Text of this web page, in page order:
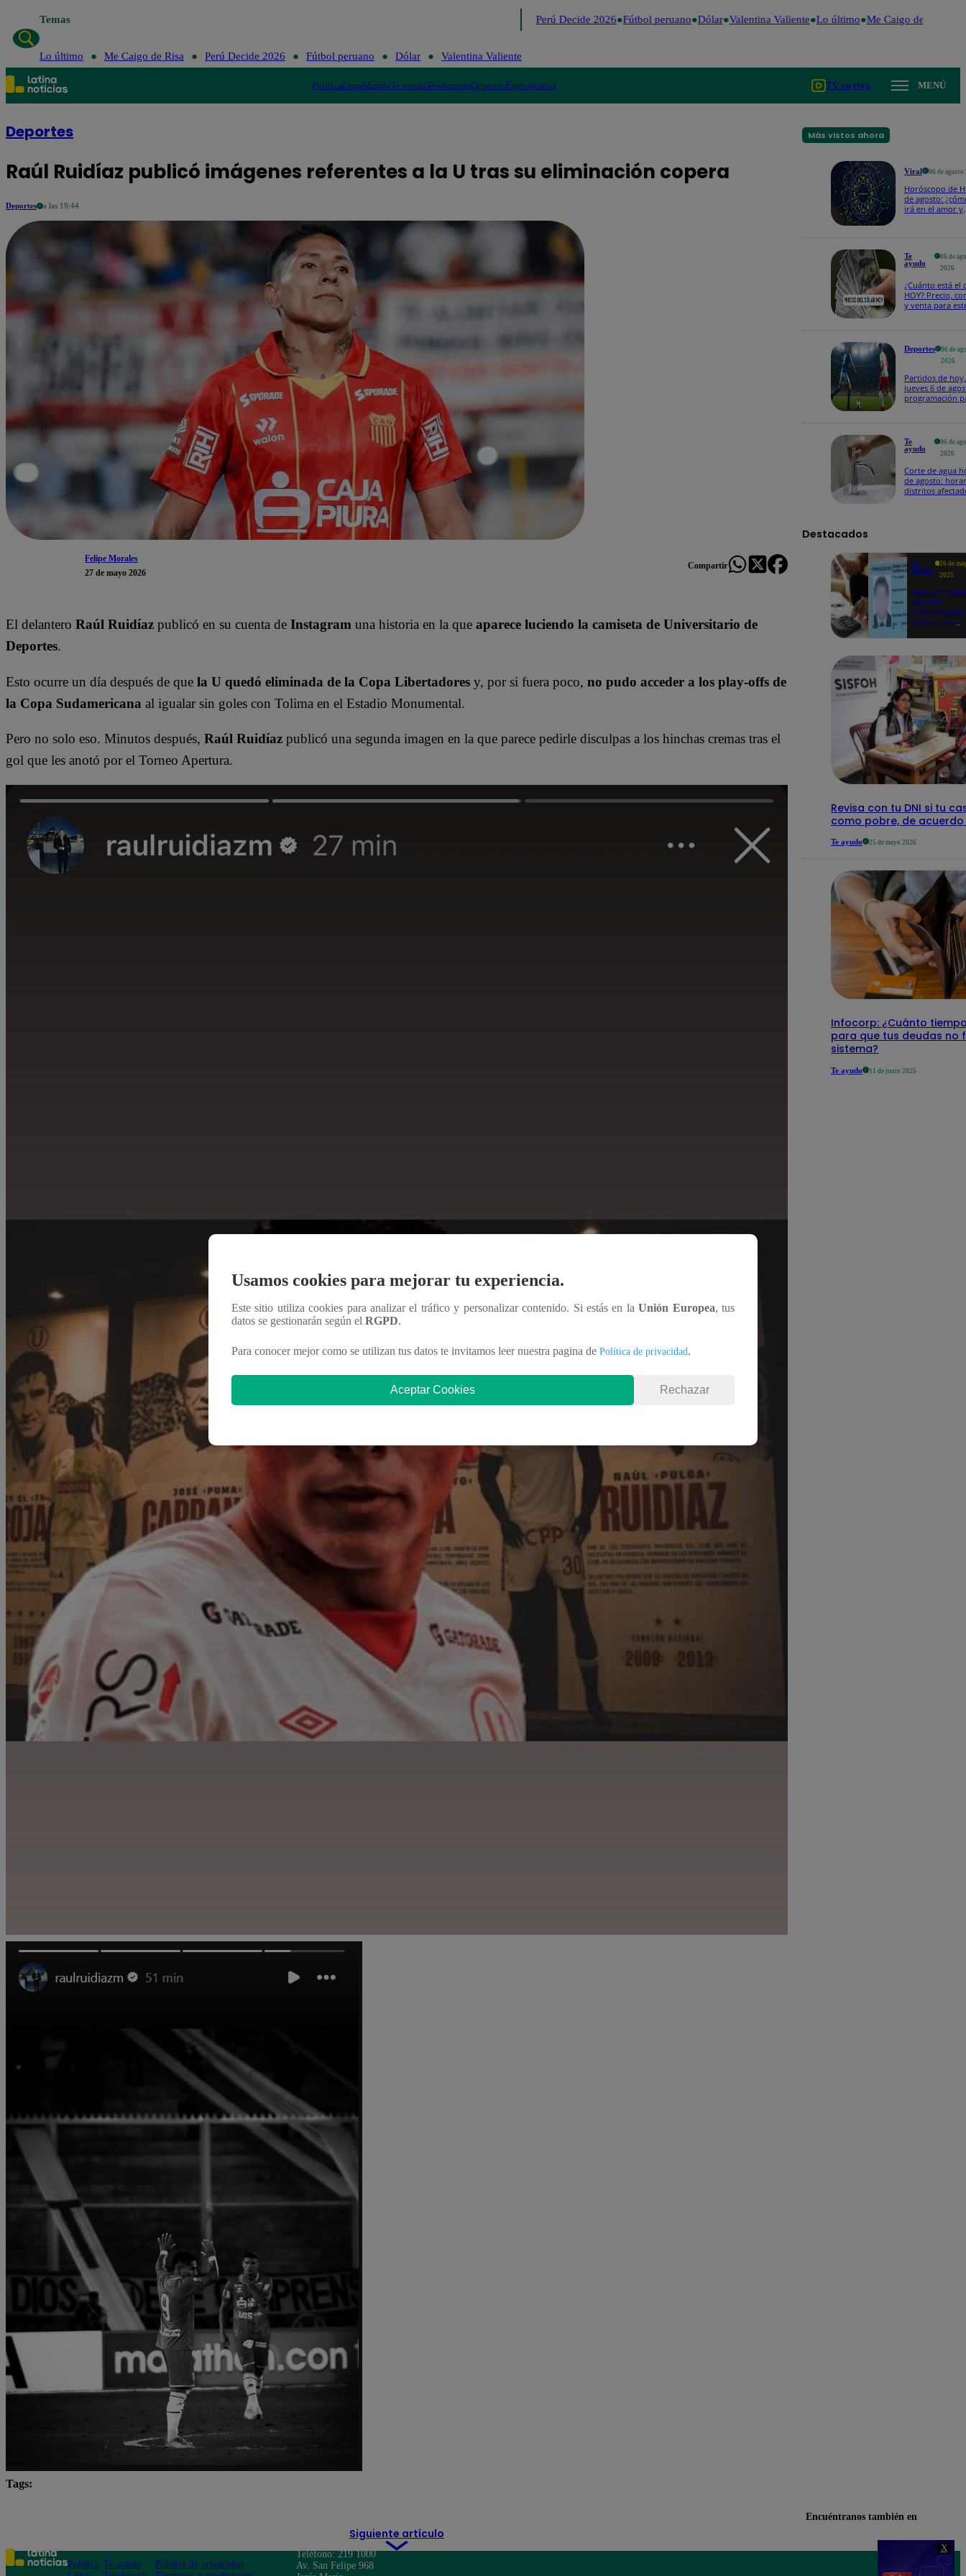
X
Temas Perú Decide 2026 Fútbol peruano Dólar Valentina Valiente Lo último Me Caigo de Risa
Lo último Me Caigo de Risa Perú Decide 2026 Fútbol peruano Dólar Valentina Valiente
PolíticaLimaMundoTe ayudoTendenciasDeportesEspectáculos TV en vivo MENÚ
Deportes
Raúl Ruidíaz publicó imágenes referentes a la U tras su eliminación copera
Deportes a las 19:44
Felipe Morales
27 de mayo 2026
Compartir
El delantero Raúl Ruidíaz publicó en su cuenta de Instagram una historia en la que aparece luciendo la camiseta de Universitario de
Deportes.
Esto ocurre un día después de que la U quedó eliminada de la Copa Libertadores y, por si fuera poco, no pudo acceder a los play-offs de
la Copa Sudamericana al igualar sin goles con Tolima en el Estadio Monumental.
Pero no solo eso. Minutos después, Raúl Ruidíaz publicó una segunda imagen en la que parece pedirle disculpas a los hinchas cremas tras el
gol que les anotó por el Torneo Apertura.
Tags:
Siguiente artículo
Más vistos ahora
Viral 06 de agosto
Horóscopo de
de agosto:
irá en el amor y
Te
ayudo
06 de
2026
¿Cuánto está el
HOY? Precio,
y venta para
Deportes
06 de
2026
Partidos de hoy,
jueves 6 de
programación
Te
ayudo
06 de
2026
Corte de agua
de agosto:
distritos
Destacados
Te
ayudo
26 de
2025
Revisa si
deudas
consultando
con tu DNI:
detalles
Revisa con tu DNI si tu
como pobre, de acuerdo
Te ayudo 25 de mayo 2026
Infocorp: ¿Cuánto
para que tus deudas no
sistema?
Te ayudo 11 de junio 2025
Usamos cookies para mejorar tu experiencia.
Este sitio utiliza cookies para analizar el tráfico y personalizar contenido. Si estás en laUnión Europea, tus
datos se gestionarán según el RGPD.
Para conocer mejor como se utilizan tus datos te invitamos leer nuestra pagina de Política de privacidad.
Aceptar Cookies Rechazar
Encuéntranos también en
Política Te ayudo
Política de privacidad
Teléfono: 219 1000
Av. San Felipe 968